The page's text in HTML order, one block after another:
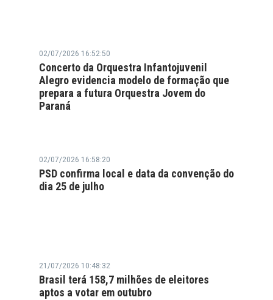
02/07/2026 16:52:50
Concerto da Orquestra Infantojuvenil
Alegro evidencia modelo de formação que
prepara a futura Orquestra Jovem do
Paraná
02/07/2026 16:58:20
PSD confirma local e data da convenção do
dia 25 de julho
21/07/2026 10:48:32
Brasil terá 158,7 milhões de eleitores
aptos a votar em outubro